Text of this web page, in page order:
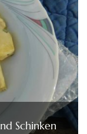
Schinken